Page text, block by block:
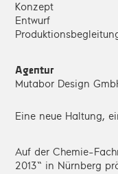
Konzept
Entwurf
Agentur
Mutabor Design
Eine neue Haltung,
Auf der Chemie-
2013“ in Nürnberg